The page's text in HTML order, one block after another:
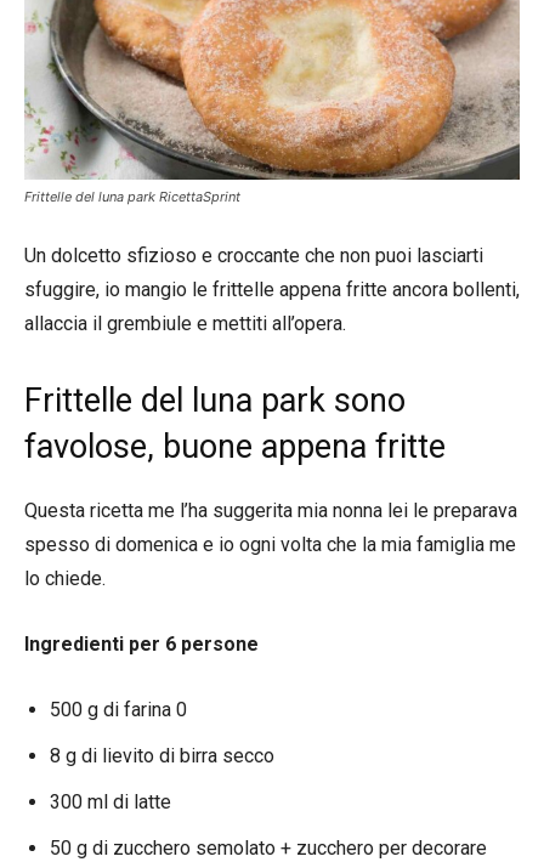
Frittelle del luna park RicettaSprint
Un dolcetto sfizioso e croccante che non puoi lasciarti
sfuggire, io mangio le frittelle appena fritte ancora bollenti,
allaccia il grembiule e mettiti all’opera.
Frittelle del luna park sono
favolose, buone appena fritte
Questa ricetta me l’ha suggerita mia nonna lei le preparava
spesso di domenica e io ogni volta che la mia famiglia me
lo chiede.
Ingredienti per 6 persone
500 g di farina 0
8 g di lievito di birra secco
300 ml di latte
50 g di zucchero semolato + zucchero per decorare